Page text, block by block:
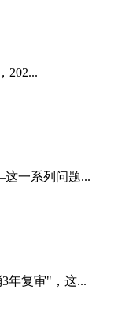
202...
一系列问题...
年复审"，这...